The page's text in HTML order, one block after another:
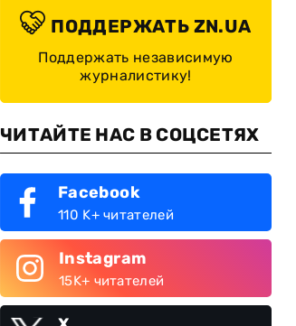
ПОДДЕРЖАТЬ ZN.UA
Поддержать независимую
журналистику!
ЧИТАЙТЕ НАС В СОЦСЕТЯХ
Facebook
110 K+ читателей
Instagram
15K+ читателей